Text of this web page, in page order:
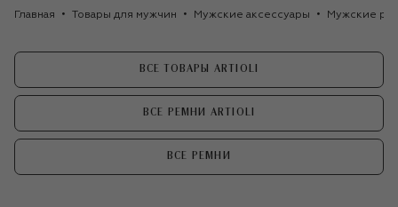
Главная Товары для мужчин Мужские аксессуары Мужские
ВСЕ ТОВАРЫ ARTIOLI
ВСЕ РЕМНИ ARTIOLI
ВСЕ РЕМНИ